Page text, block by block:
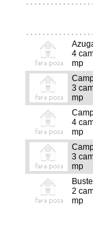
4
mp
3
mp
4
mp
3
mp
2
mp